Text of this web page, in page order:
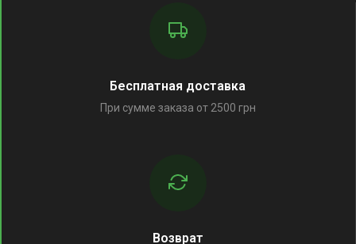
Бесплатная доставка
При сумме заказа от 2500 грн
Возврат